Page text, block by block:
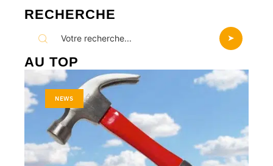
RECHERCHE
AU TOP
NEWS